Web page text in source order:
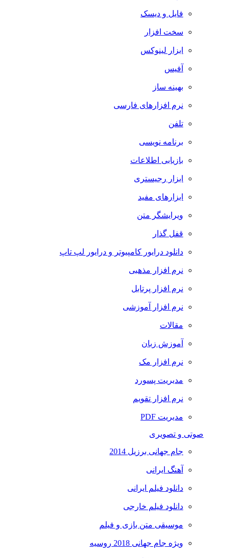
فایل و دیسک
سخت افزار
ابزار لینوکس
آفیس
بهینه ساز
نرم افزارهای فارسی
تلفن
برنامه نویسی
بازیابی اطلاعات
ابزار رجیستری
ابزارهای مفید
ویرایشگر متن
قفل گذار
دانلود درایور کامپیوتر و درایور لپ تاپ
نرم افزار مذهبی
نرم افزار پرتابل
نرم افزار آموزشی
مقالات
آموزش زبان
نرم افزار مک
مدیریت پسورد
نرم افزار تقویم
مدیریت PDF
صوتی و تصویری
جام جهانی برزیل 2014
آهنگ ایرانی
دانلود فیلم ایرانی
دانلود فیلم خارجی
موسیقی متن بازی و فیلم
ویژه جام جهانی 2018 روسیه